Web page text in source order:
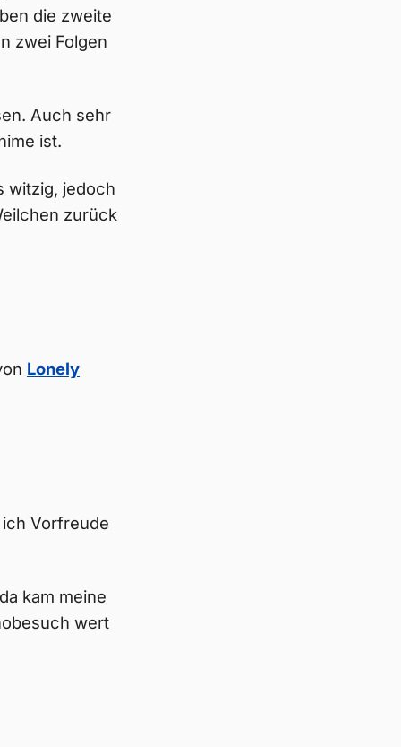
die zweite
zwei Folgen
Auch sehr
ist.
witzig, jedoch
zurück
Lonely
Vorfreude
kam meine
wert